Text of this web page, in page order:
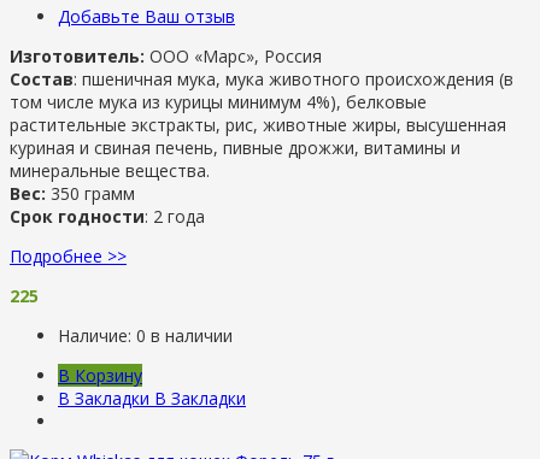
Добавьте Ваш отзыв
Изготовитель: ООО «Марс», Россия
Состав: пшеничная мука, мука животного происхождения (в
том числе мука из курицы минимум 4%), белковые
растительные экстракты, рис, животные жиры, высушенная
куриная и свиная печень, пивные дрожжи, витамины и
минеральные вещества.
Вес: 350 грамм
Срок годности: 2 года
Подробнее >>
225
Наличие: 0 в наличии
В Корзину
В Закладки В Закладки